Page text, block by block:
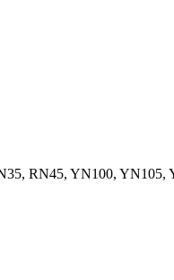
RN45, YN100, YN105,